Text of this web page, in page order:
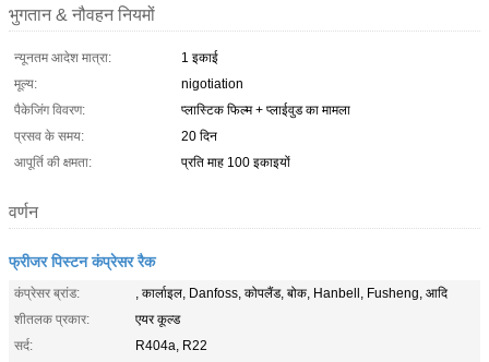
भुगतान & नौवहन नियमों
न्यूनतम आदेश मात्रा:
1 इकाई
मूल्य:
nigotiation
पैकेजिंग विवरण:
प्लास्टिक फिल्म + प्लाईवुड का मामला
प्रसव के समय:
20 दिन
आपूर्ति की क्षमता:
प्रति माह 100 इकाइयों
वर्णन
फ्रीजर पिस्टन कंप्रेसर रैक
कंप्रेसर ब्रांड:
, कार्लाइल, Danfoss, कोपलैंड, बोक, Hanbell, Fusheng, आदि
शीतलक प्रकार:
एयर कूल्ड
सर्द:
R404a, R22